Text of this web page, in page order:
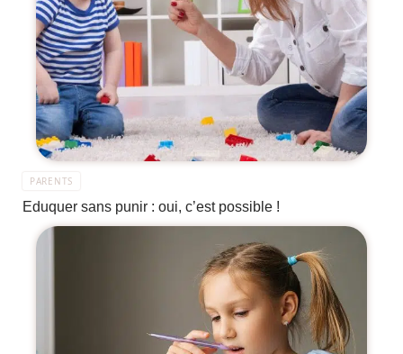
PARENTS
Eduquer sans punir : oui, c’est possible !